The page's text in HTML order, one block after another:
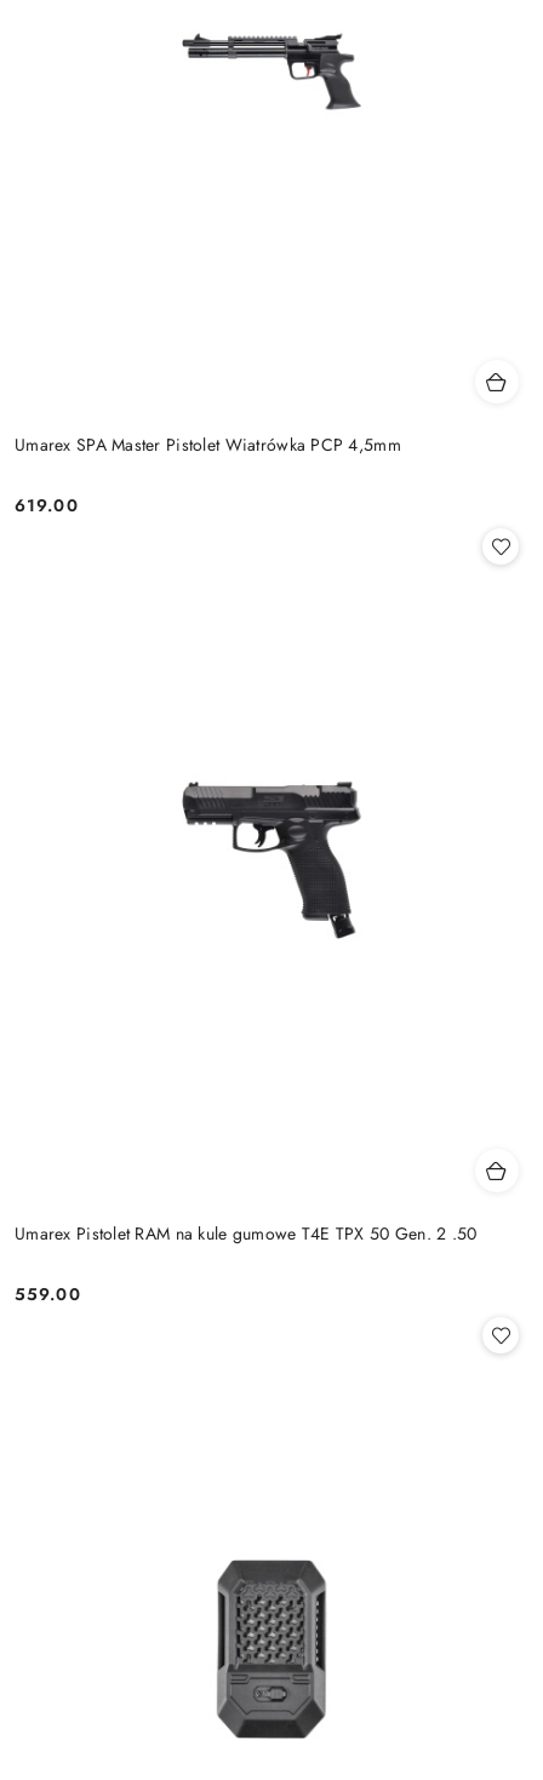
Umarex SPA Master Pistolet Wiatrówka PCP 4,5mm
Cena:
619.00
Umarex Pistolet RAM na kule gumowe T4E TPX 50 Gen. 2 .50
Cena:
559.00